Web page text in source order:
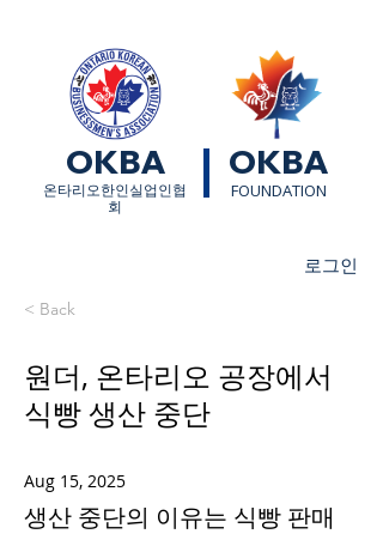
OKBA OKBA
​온타리오한인실업인협
회
FOUNDATION
로그인
< Back
원더, 온타리오 공장에서
식빵 생산 중단
Aug 15, 2025
생산 중단의 이유는 식빵 판매